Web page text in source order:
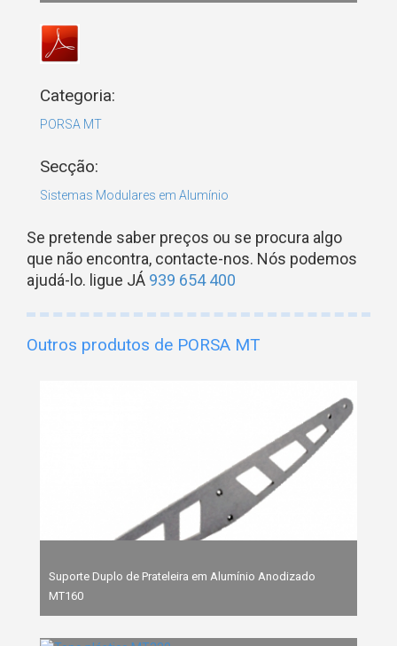
Categoria:
PORSA MT
Secção:
Sistemas Modulares em Alumínio
Se pretende saber preços ou se procura algo
que não encontra, contacte-nos. Nós podemos
ajudá-lo. ligue JÁ 939 654 400
Outros produtos de PORSA MT
Suporte Duplo de Prateleira em Alumínio Anodizado
MT160